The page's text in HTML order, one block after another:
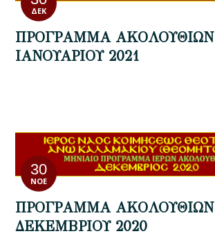
ΔΕΚ
ΠΡΟΓΡΑΜΜΑ ΑΚΟΛΟΥΘΙΩΝ
ΙΑΝΟΥΑΡΙΟΥ 2021
30
ΝΟΈ
ΠΡΟΓΡΑΜΜΑ ΑΚΟΛΟΥΘΙΩΝ
ΔΕΚΕΜΒΡΙΟΥ 2020